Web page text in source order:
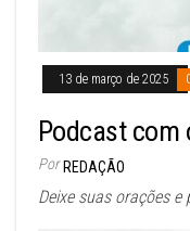
13 de março de 2025
Podcast com
Por REDAÇÃO
Deixe suas orações